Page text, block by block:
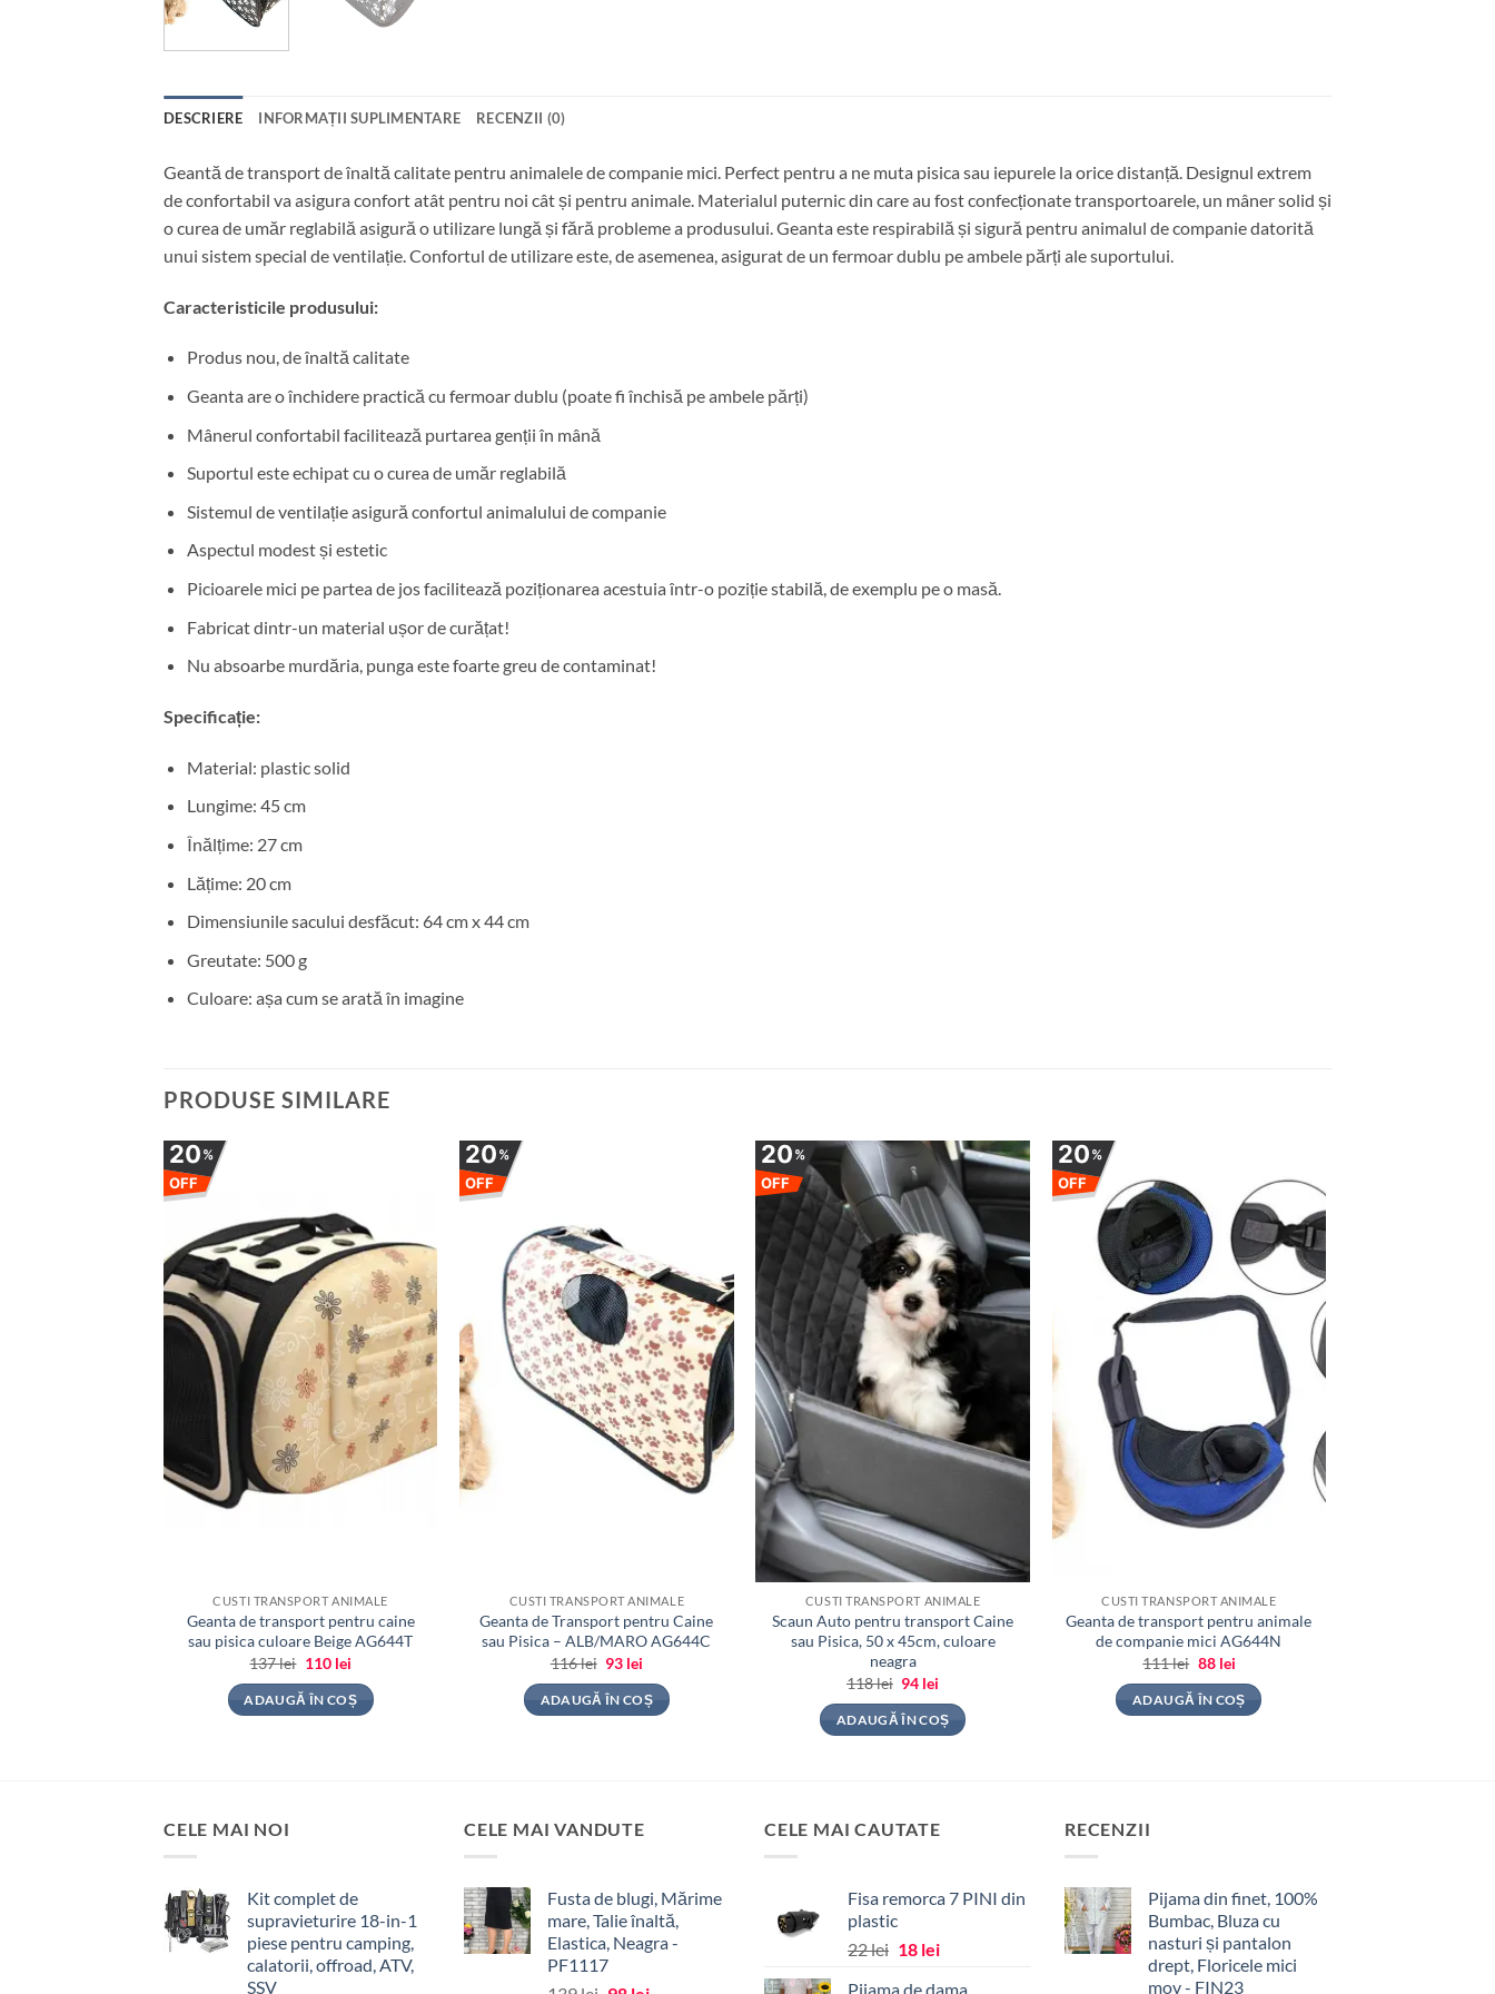
DESCRIERE INFORMAȚII SUPLIMENTARE RECENZII (0)
Geantă de transport de înaltă calitate pentru animalele de companie mici. Perfect pentru a ne muta pisica sau iepurele la orice distanță. Designul extrem
de confortabil va asigura confort atât pentru noi cât și pentru animale. Materialul puternic din care au fost confecționate transportoarele, un mâner solid și
o curea de umăr reglabilă asigură o utilizare lungă și fără probleme a produsului. Geanta este respirabilă și sigură pentru animalul de companie datorită
unui sistem special de ventilație. Confortul de utilizare este, de asemenea, asigurat de un fermoar dublu pe ambele părți ale suportului.
Caracteristicile produsului:
Produs nou, de înaltă calitate
Geanta are o închidere practică cu fermoar dublu (poate fi închisă pe ambele părți)
Mânerul confortabil facilitează purtarea genții în mână
Suportul este echipat cu o curea de umăr reglabilă
Sistemul de ventilație asigură confortul animalului de companie
Aspectul modest și estetic
Picioarele mici pe partea de jos facilitează poziționarea acestuia într-o poziție stabilă, de exemplu pe o masă.
Fabricat dintr-un material ușor de curățat!
Nu absoarbe murdăria, punga este foarte greu de contaminat!
Specificație:
Material: plastic solid
Lungime: 45 cm
Înălțime: 27 cm
Lățime: 20 cm
Dimensiunile sacului desfăcut: 64 cm x 44 cm
Greutate: 500 g
Culoare: așa cum se arată în imagine
PRODUSE SIMILARE
20%
OFF
CUSTI TRANSPORT ANIMALE
Geanta de transport pentru caine
sau pisica culoare Beige AG644T
137lei Prețul
a
fost:
110 leiPrețul
este:
110 lei.
ADAUGĂ ÎN COȘ
20%
OFF
CUSTI TRANSPORT ANIMALE
Geanta de Transport pentru Caine
sau Pisica – ALB/MARO AG644C
116lei Prețul
a
fost:
93 lei
este:
93 lei.
ADAUGĂ ÎN COȘ
20%
OFF
Adauga
favorite
CUSTI TRANSPORT ANIMALE
Scaun Auto pentru transport Caine
sau Pisica, 50 x 45cm, culoare
neagra
118lei Prețul
a
fost:
94 lei
este:
94 lei.
ADAUGĂ ÎN COȘ
20%
OFF
Adauga
la
favorite
CUSTI TRANSPORT ANIMALE
Geanta de transport pentru animale
de companie mici AG644N
111lei Prețul
a
fost:
88 leiPrețul
este:
88 lei.
ADAUGĂ ÎN COȘ
CELE MAI NOI
Kit complet de
supravieturire 18-in-1
piese pentru camping,
calatorii, offroad, ATV,
SSV
CELE MAI VANDUTE
Fusta de blugi, Mărime
mare, Talie înaltă,
Elastica, Neagra -
PF1117
CELE MAI CAUTATE
Fisa remorca 7 PINI din
plastic
22lei Prețul
18 leiPrețul
Pijama de dama,
RECENZII
Pijama din finet, 100%
Bumbac, Bluza cu
nasturi și pantalon
drept, Floricele mici
mov - FIN23